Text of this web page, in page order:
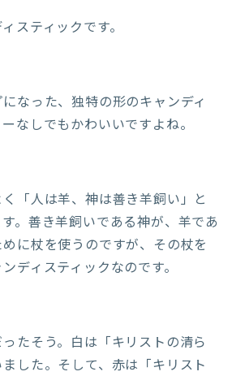
スティックです。
なった、独特の形のキャンディ
なしでもかわいいですよね。
「人は羊、神は善き羊飼い」と
。善き羊飼いである神が、羊であ
に杖を使うのですが、その杖を
ディスティックなのです。
たそう。白は「キリストの清ら
した。そして、赤は「キリスト